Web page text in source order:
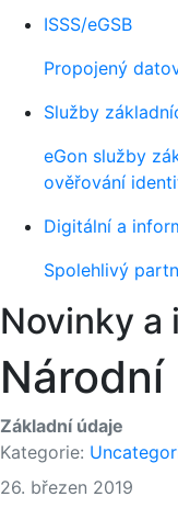
ISSS/eGSB
Propojený
Služby
eGon služby
ověřování
Digitální a
Spolehlivý
Novinky a
Národní
Základní údaje
Kategorie:
26. březen 2019